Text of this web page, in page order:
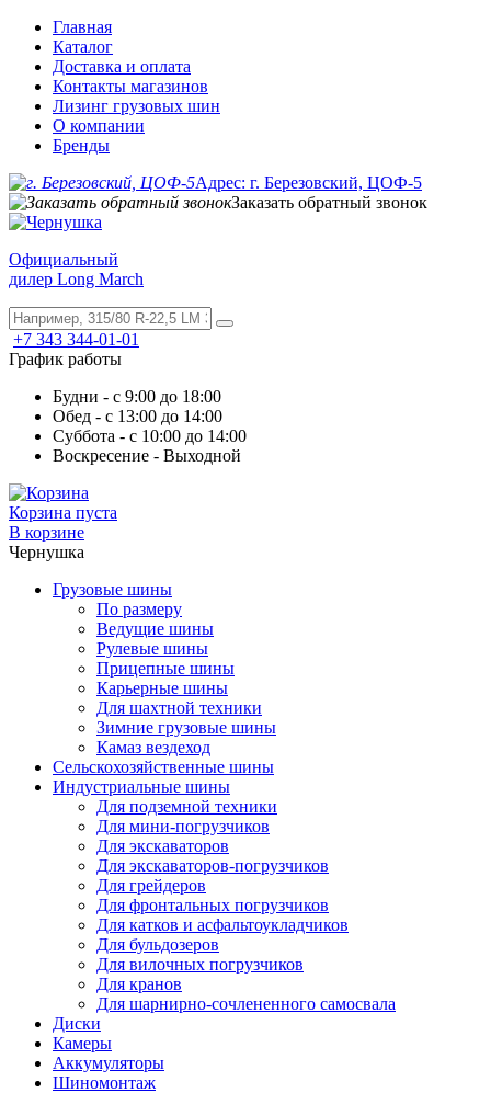
Главная
Каталог
Доставка и оплата
Контакты магазинов
Лизинг грузовых шин
О компании
Бренды
Адрес: г. Березовский, ЦОФ-5
Заказать обратный звонок
Официальный
дилер Long March
+7 343 344-01-01
График работы
Будни - с 9:00 до 18:00
Обед - с 13:00 до 14:00
Суббота - с 10:00 до 14:00
Воскресение - Выходной
Корзина пуста
В корзине
Чернушка
Грузовые шины
По размеру
Ведущие шины
Рулевые шины
Прицепные шины
Карьерные шины
Для шахтной техники
Зимние грузовые шины
Камаз вездеход
Сельскохозяйственные шины
Индустриальные шины
Для подземной техники
Для мини-погрузчиков
Для экскаваторов
Для экскаваторов-погрузчиков
Для грейдеров
Для фронтальных погрузчиков
Для катков и асфальтоукладчиков
Для бульдозеров
Для вилочных погрузчиков
Для кранов
Для шарнирно-сочлененного самосвала
Диски
Камеры
Аккумуляторы
Шиномонтаж